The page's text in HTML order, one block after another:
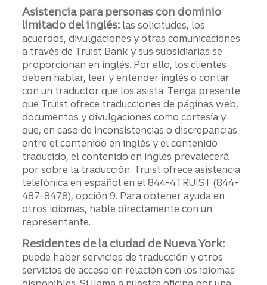
Asistencia para personas con dominio
limitado del inglés: las solicitudes, los
acuerdos, divulgaciones y otras comunicaciones
a través de Truist Bank y sus subsidiarias se
proporcionan en inglés. Por ello, los clientes
deben hablar, leer y entender inglés o contar
con un traductor que los asista. Tenga presente
que Truist ofrece traducciones de páginas web,
documentos y divulgaciones como cortesía y
que, en caso de inconsistencias o discrepancias
entre el contenido en inglés y el contenido
traducido, el contenido en inglés prevalecerá
por sobre la traducción. Truist ofrece asistencia
telefónica en español en el 844-4TRUIST (844-
487-8478), opción 9. Para obtener ayuda en
otros idiomas, hable directamente con un
representante.
Residentes de la ciudad de Nueva York:
puede haber servicios de traducción y otros
servicios de acceso en relación con los idiomas